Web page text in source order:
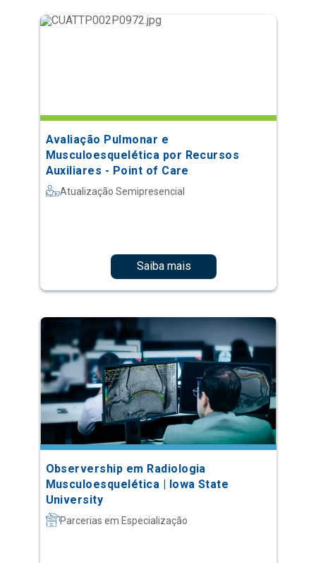
Avaliação Pulmonar e
Musculoesquelética por Recursos
Auxiliares - Point of Care
Atualização Semipresencial
Saiba mais
Observership em Radiologia
Musculoesquelética | Iowa State
University
Parcerias em Especialização